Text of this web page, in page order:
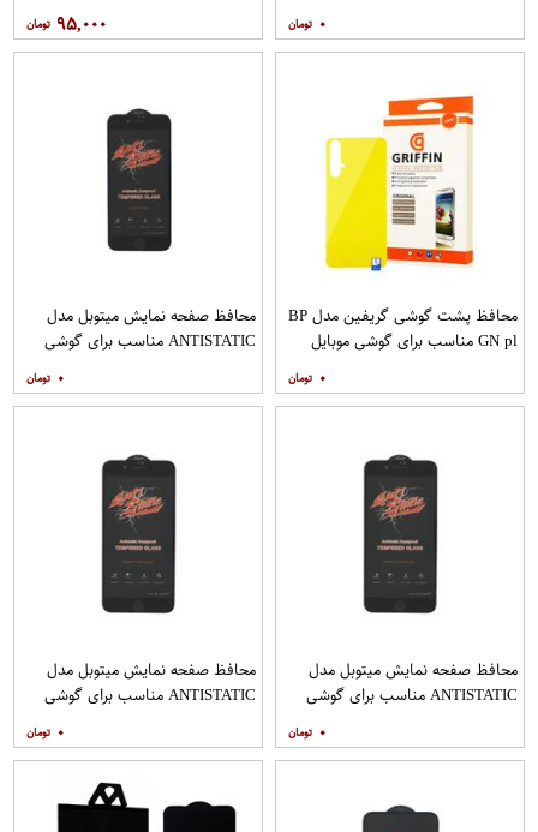
۰ ۹۵,۰۰۰
محافظ پشت گوشی گریفین مدل BP
GN pl مناسب برای گوشی موبایل
۰
محافظ صفحه نمایش میتوبل مدل
ANTISTATIC مناسب برای گوشی
۰
محافظ صفحه نمایش میتوبل مدل
ANTISTATIC مناسب برای گوشی
۰
محافظ صفحه نمایش میتوبل مدل
ANTISTATIC مناسب برای گوشی
۰